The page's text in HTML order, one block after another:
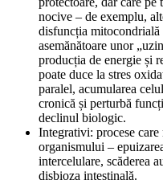
nocive – de exemplu,
disfuncția mitocondrială
asemănătoare unor
producția de energie și
poate duce la stres
paralel, acumularea
cronică și perturbă
declinul biologic.
Integrativi: procese care
organismului –
intercelulare, scăderea
disbioza intestinală.